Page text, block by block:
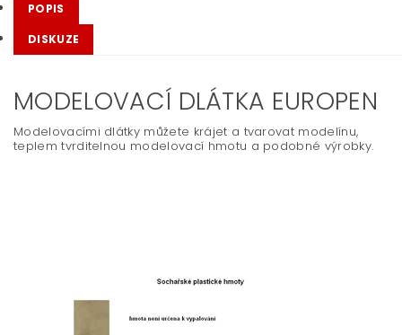
POPIS
DISKUZE
MODELOVACÍ DLÁTKA EUROPEN
Modelovacími dlátky můžete krájet a tvarovat modelínu,
teplem tvrditelnou modelovací hmotu a podobné výrobky.